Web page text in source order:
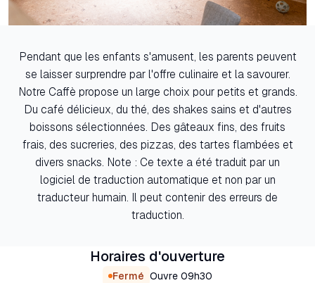
Pendant que les enfants s'amusent, les parents peuvent
se laisser surprendre par l'offre culinaire et la savourer.
Notre Caffè propose un large choix pour petits et grands.
Du café délicieux, du thé, des shakes sains et d'autres
boissons sélectionnées. Des gâteaux fins, des fruits
frais, des sucreries, des pizzas, des tartes flambées et
divers snacks. Note : Ce texte a été traduit par un
logiciel de traduction automatique et non par un
traducteur humain. Il peut contenir des erreurs de
traduction.
Horaires d'ouverture
Fermé Ouvre 09h30